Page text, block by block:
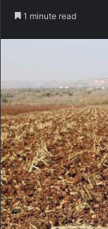
1 minute read